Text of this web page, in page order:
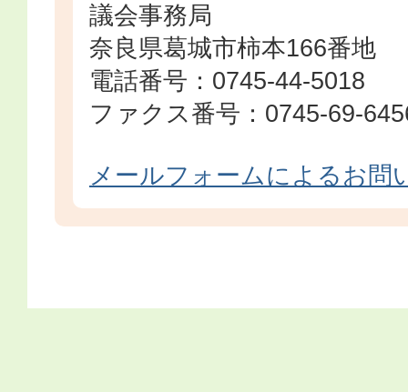
議会事務局
奈良県葛城市柿本166番地
電話番号：0745-44-5018
ファクス番号：0745-69-
メールフォームによるお問